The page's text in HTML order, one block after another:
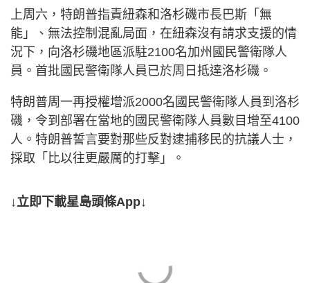
上周六，特朗普指責紐森和洛杉磯市長巴斯「無
能」、無法控制混亂局面，在紐森沒有請求支援的情
況下，向洛杉磯地區派駐2100名加州國民警衛隊人
員。首批國民警衛隊人員已於周日抵達洛杉磯。
特朗普周一再授權增派2000名國民警衛隊人員到洛杉
磯，令到部署在當地的國民警衛隊人員數目增至4100
人。特朗普誓言要對那些反對逮捕移民的抗議人士，
採取「比以往更嚴厲的打擊」。
↓立即下載星島頭條App↓